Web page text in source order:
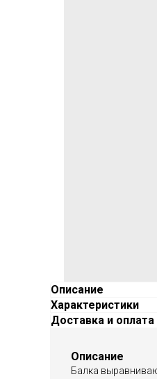
Описание
Характеристики
Доставка и оплата
Описание
Балка